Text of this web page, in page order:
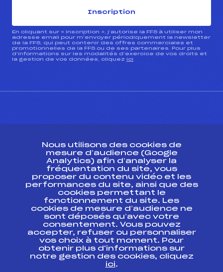
Inscription
En cliquant sur « inscription », j’autorise la FFS à utiliser mon
adresse email pour m’envoyer périodiquement la newsletter
de la FFS, qui peut contenir des offres commerciales et
promotionnelles de la FFS ou de ses partenaires. Pour plus
d’informations sur les modalités d’exercice de vos droits et
la gestion de vos données, cliquez ici
Ressources
Pass’Neige
Projet sportif fédéral
Projet de performance fédéral
Antidopage
Pôle Développement, Formation, Suivi
Scientifique
Listes ministérielles
Pôle vie de l’athlète
Enseignement professionnel
Nous utilisons des cookies de
mesure d’audience (Google
Analytics) afin d’analyser la
fréquentation du site, vous
proposer du contenu vidéo et les
performances du site, ainsi que des
cookies permettant le
fonctionnement du site. Les
cookies de mesure d’audience ne
sont déposés qu’avec votre
consentement. Vous pouvez
accepter, refuser ou personnaliser
vos choix à tout moment. Pour
obtenir plus d'informations sur
notre gestion des cookies, cliquez
ici.